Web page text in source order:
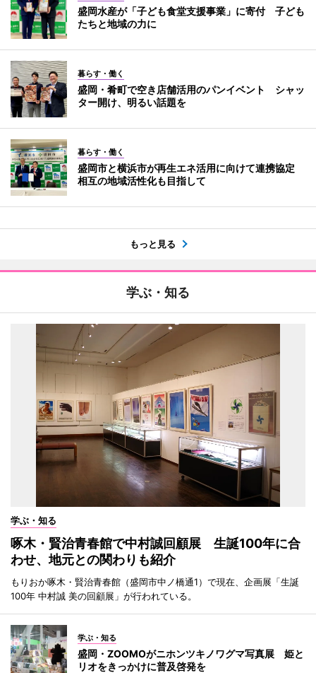
盛岡水産が「子ども食堂支援事業」に寄付 子ども
たちと地域の力に
暮らす・働く
盛岡・肴町で空き店舗活用のパンイベント シャッ
ター開け、明るい話題を
暮らす・働く
盛岡市と横浜市が再生エネ活用に向けて連携協定
相互の地域活性化も目指して
もっと見る
学ぶ・知る
学ぶ・知る
啄木・賢治青春館で中村誠回顧展 生誕100年に合
わせ、地元との関わりも紹介
もりおか啄木・賢治青春館（盛岡市中ノ橋通1）で現在、企画展「生誕
100年 中村誠 美の回顧展」が行われている。
学ぶ・知る
盛岡・ZOOMOがニホンツキノワグマ写真展 姫と
リオをきっかけに普及啓発を